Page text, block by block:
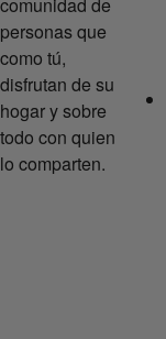
personas que
como tú,
disfrutan de su
hogar y sobre
todo con quien
lo comparten.